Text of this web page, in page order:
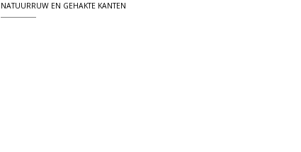
NATUURRUW EN GEHAKTE KANTEN